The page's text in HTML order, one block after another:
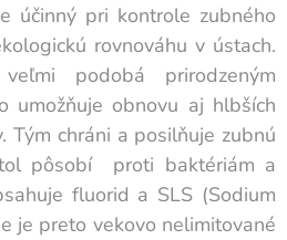
účinný pri kontrole zubného
rovnováhu v ústach.
podobá prirodzeným
umožňuje obnovu aj hlbších
Tým chráni a posilňuje zubnú
pôsobí proti baktériám a
fluorid a SLS (Sodium
je preto vekovo nelimitované